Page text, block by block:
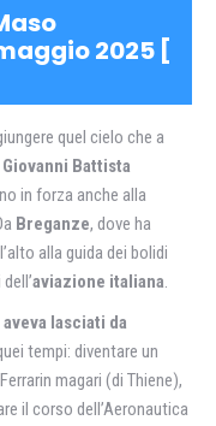
2025 [
quel cielo che a
Giovanni Battista
in forza anche alla
Breganze, dove ha
alla guida dei bolidi
aviazione italiana.
aveva lasciati da
tempi: diventare un
magari (di Thiene),
il corso dell’Aeronautica